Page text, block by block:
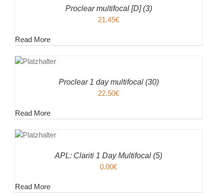
Proclear multifocal [D] (3)
21.45€
Read More
Proclear 1 day multifocal (30)
22.50€
Read More
APL: Clariti 1 Day Multifocal (5)
0.00€
Read More